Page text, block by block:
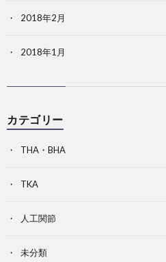
2018年2月
2018年1月
カテゴリー
THA・BHA
TKA
人工関節
未分類